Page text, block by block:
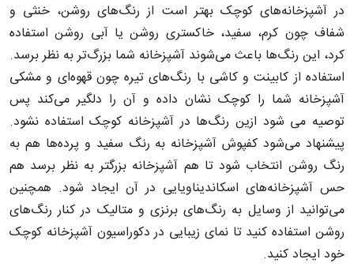
در آشپزخانه‌های کوچک بهتر است از رنگ‌های روشن، خنثی و
شفاف چون کرم، سفید، خاکستری روشن یا آبی روشن استفاده
کرد، این رنگ‌ها باعث می‌شوند آشپزخانه شما بزرگ‌تر به نظر برسد.
استفاده از کابینت‌ و کاشی‌ با رنگ‌های تیره چون قهوه‌ای و مشکی
آشپزخانه شما را کوچک‌ نشان داده و آن را دلگیر می‌کند پس
توصیه می شود ازین رنگ‌ها در آشپزخانه کوچک استفاده نشود.
پیشنهاد می‌شود کفپوش آشپزخانه به رنگ سفید و پرده‌ها هم به
رنگ روشن انتخاب شود تا هم آشپزخانه بزرگتر به نظر برسد هم
حس آشپزخانه‌های اسکاندیناویایی در آن ایجاد شود. همچنین
می‌توانید از وسایل به رنگ‌های برنزی و متالیک در کنار رنگ‌های
روشن استفاده کنید تا نمای زیبایی در دکوراسیون آشپزخانه کوچک
خود‌ ایجاد کنید.